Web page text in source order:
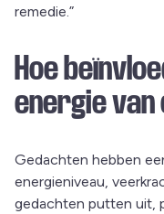
remedie.”
Hoe
energie van
Gedachten hebben
energieniveau,
gedachten putten uit,